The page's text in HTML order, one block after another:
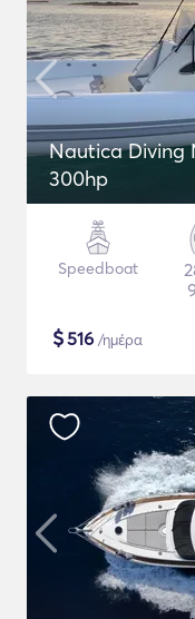
Nautica Diving
300hp
Speedboat
$516 /ημέρα